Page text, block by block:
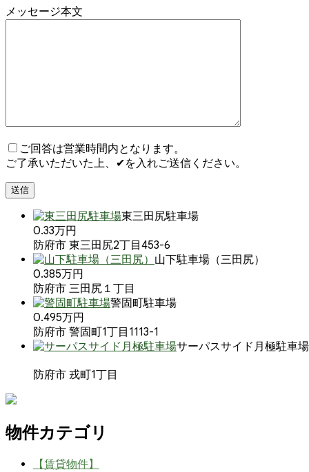
メッセージ本文
ご回答は営業時間内となります。
ご了承いただいた上、✔を入れご送信ください。
東三田尻駐車場
0.33万円
防府市 東三田尻2丁目453-6
山下駐車場（三田尻）
0.385万円
防府市 三田尻１丁目
警固町駐車場
0.495万円
防府市 警固町1丁目1113-1
サーパスサイド月極駐車場
防府市 戎町1丁目
物件カテゴリ
【賃貸物件】